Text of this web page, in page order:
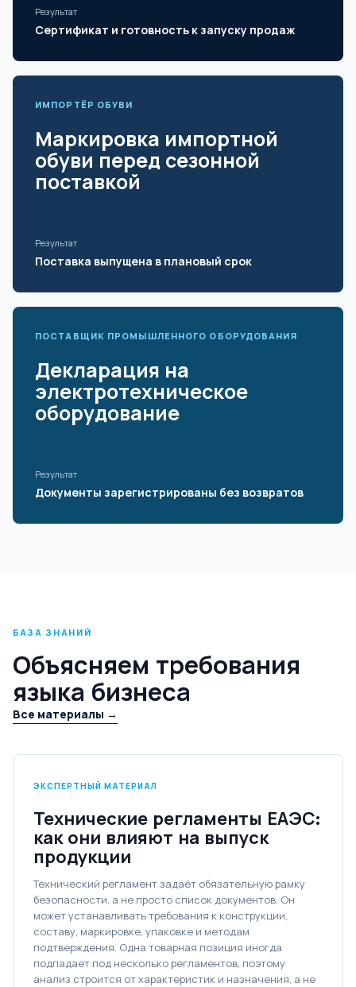
Результат
Сертификат и готовность к запуску продаж
ИМПОРТЁР ОБУВИ
Маркировка импортной
обуви перед сезонной
поставкой
Результат
Поставка выпущена в плановый срок
ПОСТАВЩИК ПРОМЫШЛЕННОГО ОБОРУДОВАНИЯ
Декларация на
электротехническое
оборудование
Результат
Документы зарегистрированы без возвратов
БАЗА ЗНАНИЙ
Объясняем требования
языка бизнеса
Все материалы →
ЭКСПЕРТНЫЙ МАТЕРИАЛ
Технические регламенты ЕАЭС:
как они влияют на выпуск
продукции
Технический регламент задаёт обязательную рамку
безопасности, а не просто список документов. Он
может устанавливать требования к конструкции,
составу, маркировке, упаковке и методам
подтверждения. Одна товарная позиция иногда
подпадает под несколько регламентов, поэтому
анализ строится от характеристик и назначения, а не